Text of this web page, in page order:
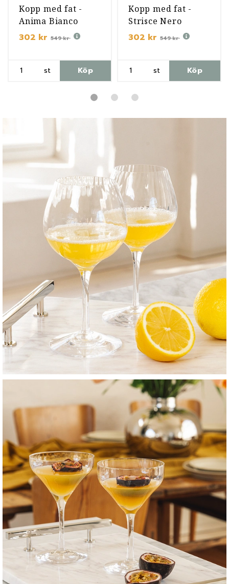
Kopp med fat -
Anima Bianco
302 kr 549 kr
st Köp
Kopp med fat -
Strisce Nero
302 kr 549 kr
st Köp